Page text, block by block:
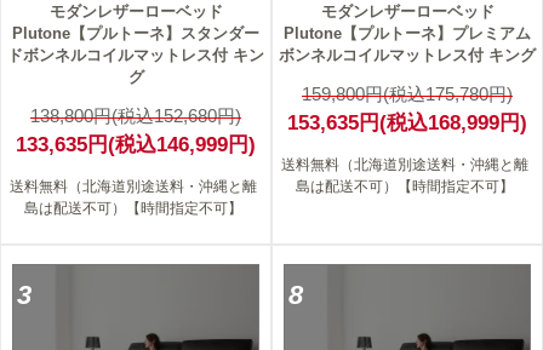
モダンレザーローベッド
Plutone【プルトーネ】スタンダー
ドボンネルコイルマットレス付 キン
グ
138,800円(税込152,680円)
133,635円(税込146,999円)
送料無料（北海道別途送料・沖縄と離
島は配送不可）【時間指定不可】
モダンレザーローベッド
Plutone【プルトーネ】プレミアム
ボンネルコイルマットレス付 キング
159,800円(税込175,780円)
153,635円(税込168,999円)
送料無料（北海道別途送料・沖縄と離
島は配送不可）【時間指定不可】
3 8